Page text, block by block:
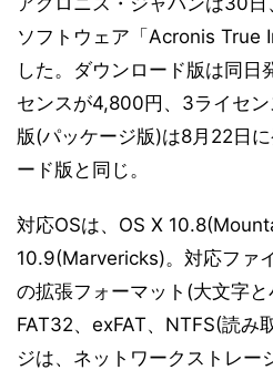
ソフトウェア「Acronis True
した。ダウンロード版は同日
センスが4,800円、3ライセ
版(パッケージ版)は8月22日
ード版と同じ。
対応OSは、OS X
10.9(Marvericks)。対応ファ
の拡張フォーマット(大文字と
FAT32、exFAT、NTFS(読み
ジは、ネットワークストレー